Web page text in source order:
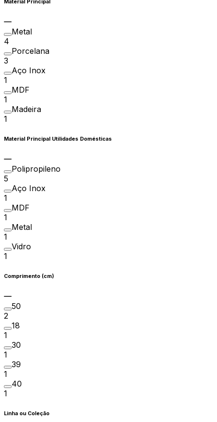
Material Principal
Metal
4
Porcelana
3
Aço Inox
1
MDF
1
Madeira
1
Material Principal Utilidades Domésticas
Polipropileno
5
Aço Inox
1
MDF
1
Metal
1
Vidro
1
Comprimento (cm)
50
2
18
1
30
1
39
1
40
1
Linha ou Coleção